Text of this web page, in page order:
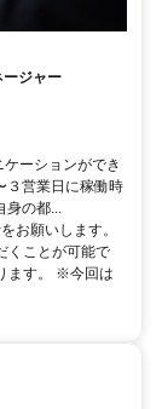
ージャー
ーションができ
３営業日に稼働時
の都...
お願いします。
くことが可能で
ます。 ※今回は